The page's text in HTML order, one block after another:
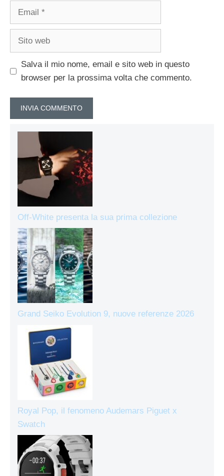
Email
Sito
Salva il mio nome, email e sito web in questo
browser per la prossima volta che commento.
Off-White presenta la sua prima collezione
Grand Seiko Evolution 9, nuove referenze 2026
Royal Pop, il fenomeno Audemars Piguet x
Swatch